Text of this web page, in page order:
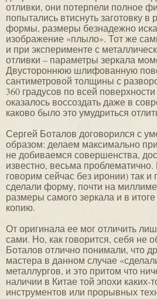
отливки, они потерпели полное
попытались втиснуть заготовку в
формы, размеры безнадежно
изображение «плыло». Тот же
и при эксперименте с
отливки – параметры зеркала
Двустороннюю шлифованную
сантиметровой толщины с
360 градусов по всей
оказалось воссоздать даже в
каково было это умудриться
Сергей Боталов договорился с
образом: делаем максимально
не добиваемся совершенства,
известно, весьма
говорим сейчас без иронии) так
сделали форму, почти на
размеры самого зеркала и в
копию.
От оригинала ее мог отличить
сами. Но, как говорится, себя не
Боталов отлично понимали, что
мастера в данном случае
металлургов, и это притом что
наличии в Китае той эпохи каких-
инструментов или прорывных